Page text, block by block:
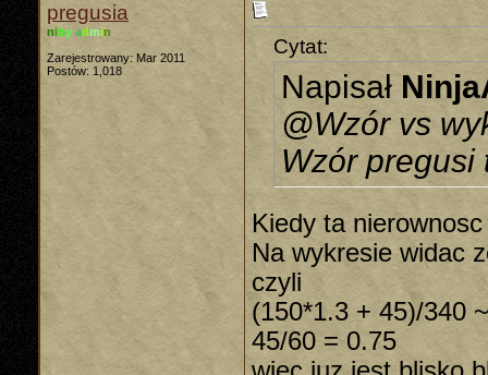
pregusia
niby admin
Zarejestrowany: Mar 2011
Postów: 1,018
Cytat:
Napisał
@Wzór vs
Wzór pregusi
Kiedy ta
Na wykresie widac
czyli
(150*1.3 + 45)/340
45/60 = 0.75